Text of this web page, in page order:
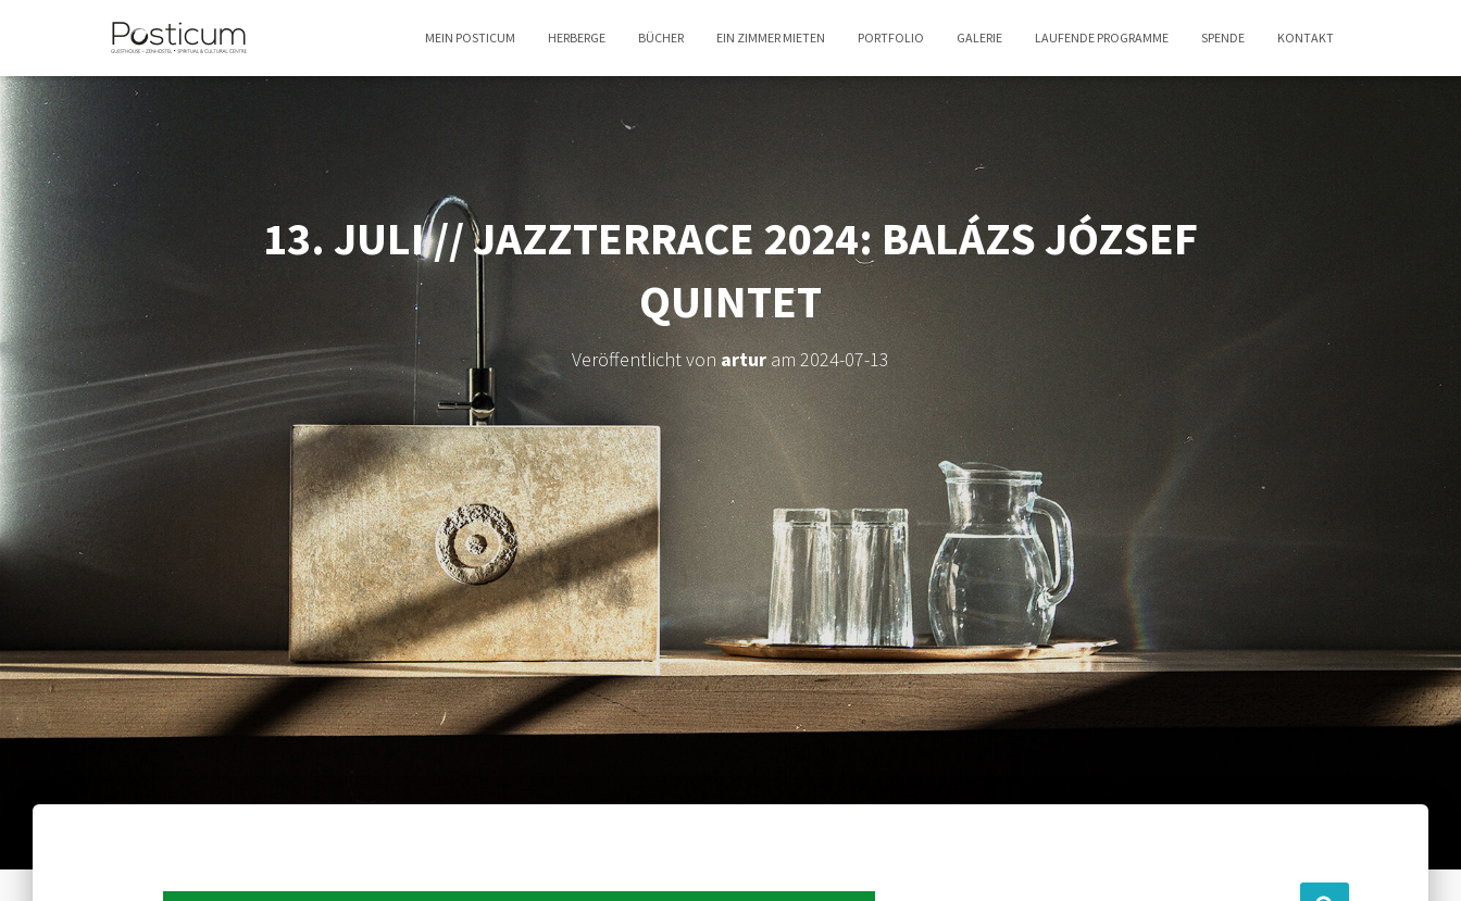
MEIN POSTICUM HERBERGE BÜCHER EIN ZIMMER MIETEN PORTFOLIO GALERIE LAUFENDE PROGRAMME SPENDE KONTAKT
13. JULI // JAZZTERRACE 2024: BALÁZS JÓZSEF
QUINTET
Veröffentlicht von artur am2024-07-13